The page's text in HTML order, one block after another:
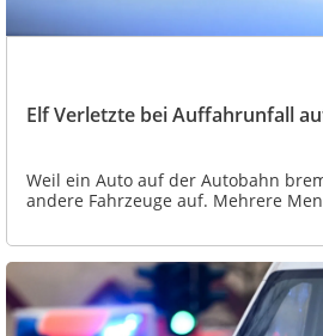
Elf Verletzte bei Auffahrunfall
Weil ein Auto auf der Autobahn
andere Fahrzeuge auf. Mehrere